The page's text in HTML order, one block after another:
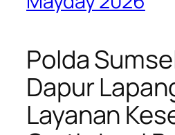
Polda
Dapur
Layanan